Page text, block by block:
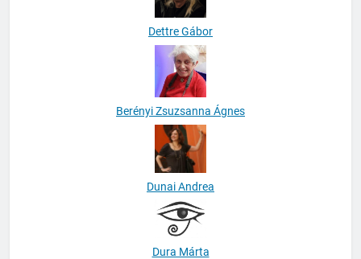
Dettre Gábor
Berényi Zsuzsanna Ágnes
Dunai Andrea